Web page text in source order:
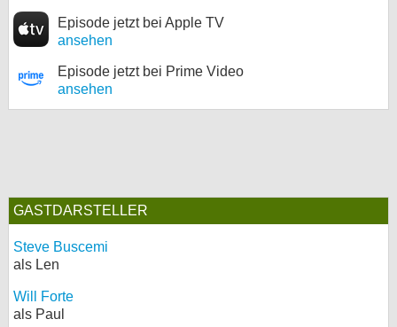
Episode jetzt bei Apple TV
ansehen
Episode jetzt bei Prime Video
ansehen
GASTDARSTELLER
Steve Buscemi
als Len
Will Forte
als Paul